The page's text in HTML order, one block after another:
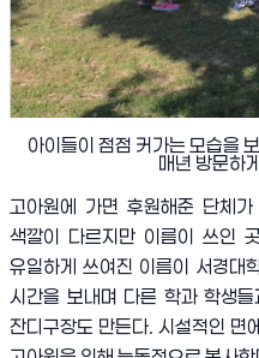
아이들이 점점 커가는 모습을
매년 방문하
고아원에 가면 후원해준 단체
색깔이 다르지만 이름이 쓰인
유일하게 쓰여진 이름이 서경대
시간을 보내며 다른 학과 학생
잔디구장도 만든다. 시설적인 면